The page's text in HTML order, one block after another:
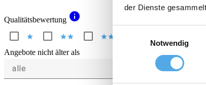
der Dienste
Notwendig
Qualitätsbewertung info
star starstar starstar
Angebote nicht älter als
alle